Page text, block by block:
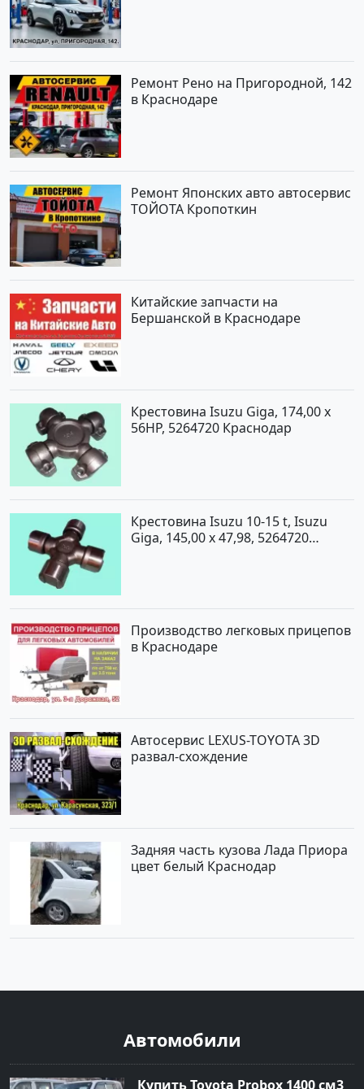
Ремонт Рено на Пригородной, 142
в Краснодаре
Ремонт Японских авто автосервис
ТОЙОТА Кропоткин
Китайские запчасти на
Бершанской в Краснодаре
Крестовина Isuzu Giga, 174,00 x
56HP, 5264720 Краснодар
Крестовина Isuzu 10-15 t, Isuzu
Giga, 145,00 x 47,98, 5264720
Производство легковых прицепов
в Краснодаре
Автосервис LEXUS-TOYOTA 3D
развал-схождение
Задняя часть кузова Лада Приора
цвет белый Краснодар
Автомобили
Купить Toyota Probox 1400 см3